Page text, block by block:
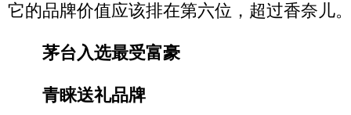
它的品牌价值应该排在第六位，超过香奈儿
茅台入选最受富豪
青睐送礼品牌